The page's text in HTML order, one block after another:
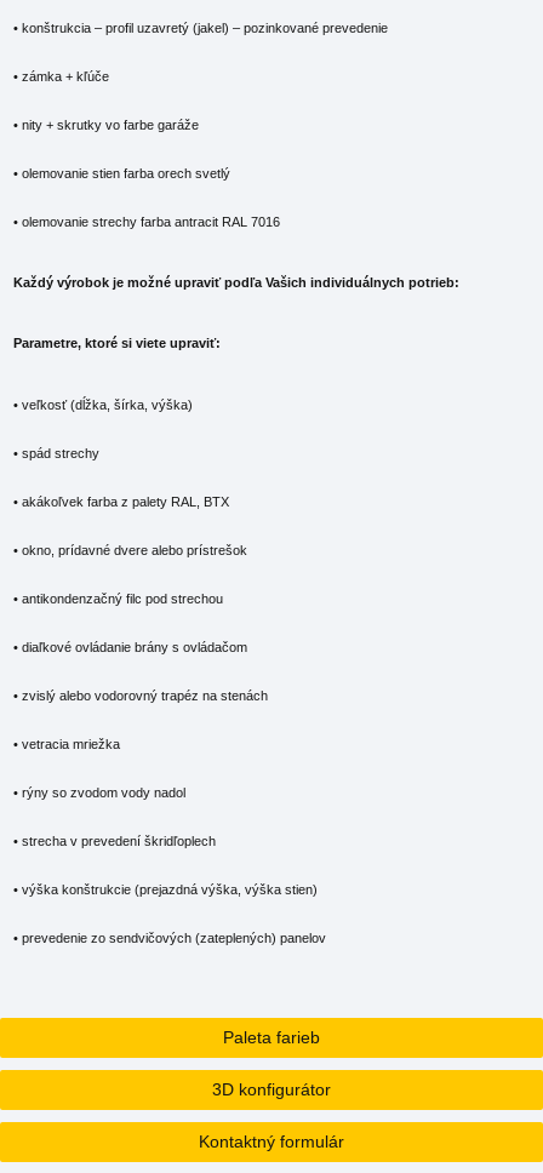
Paleta farieb
3D konfigurátor
Kontaktný formulár
• konštrukcia – profil uzavretý (jakel) – pozinkované prevedenie
• zámka + kľúče
• nity + skrutky vo farbe garáže
• olemovanie stien farba orech svetlý
• olemovanie strechy farba antracit RAL 7016
Každý výrobok je možné upraviť podľa Vašich individuálnych potrieb:
Parametre, ktoré si viete upraviť:
• veľkosť (dĺžka, šírka, výška)
• spád strechy
• akákoľvek farba z palety RAL, BTX
• okno, prídavné dvere alebo prístrešok
• antikondenzačný filc pod strechou
• diaľkové ovládanie brány s ovládačom
• zvislý alebo vodorovný trapéz na stenách
• vetracia mriežka
• rýny so zvodom vody nadol
• strecha v prevedení škridľoplech
• výška konštrukcie (prejazdná výška, výška stien)
• prevedenie zo sendvičových (zateplených) panelov